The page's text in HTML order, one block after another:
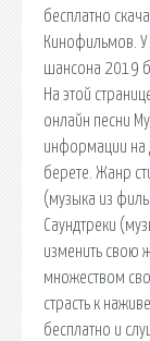
бесплатно
Кинофильмов. У
шансона 2019
На этой
онлайн песни
информации на
берете. Жанр
(музыка из
Саундтреки
изменить свою
множеством
страсть к
бесплатно и